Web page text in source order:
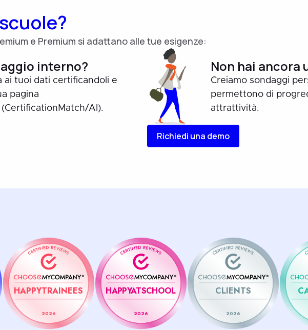
e Premium si adattano alle tue esigenze:
interno?
ai tuoi dati certificandoli e
pagina
AI).
Non hai ancora
Creiamo sondaggi
permettono di
attrattività.
Richiedi una demo
HAPPYTRAINEES
2026
HAPPYATSCHOOL
2026
CLIENTS
2026